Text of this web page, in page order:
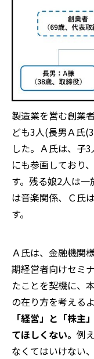
製造業を営む創業
ども3人(長男Ａ氏
した。Ａ氏は、子
にも参画しており
す。残る娘2人は
は音楽関係、Ｃ氏
す。
Ａ氏は、金融機関
期経営者向けセミ
たことを契機に、
の在り方を考える
「経営」と「株主
てほしくない。 例
なくてはいけない